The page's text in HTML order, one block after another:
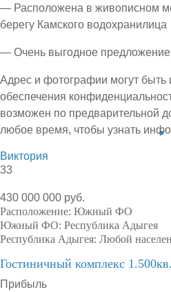
— Расположена в живописном
берегу Камского водохранилица
— Очень выгодное
Адрес и фотографии могут быть
обеспечения
возможен по предварительной
любое время, чтобы узнать
Виктория
33
430 000 000 руб.
Расположение: Южный ФО
Южный ФО: Республика Адыгея
Республика Адыгея: Любой
Гостиничный комплекс
Прибыль